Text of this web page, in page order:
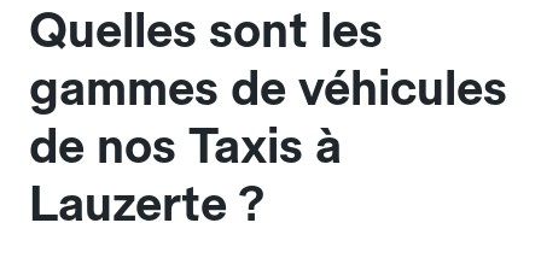
Quelles sont les
gammes de véhicules
de nos Taxis à
Lauzerte ?